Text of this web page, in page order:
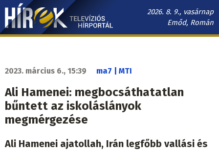
Ugrás
tartalomra
2026. 8. 9., vasárnap
Emőd, Román
Hírek.sk
navigáció
2023. március 6., 15:39 ma7 | MTI
Ali Hamenei: megbocsáthatatlan
bűntett az iskoláslányok
megmérgezése
Ali Hamenei ajatollah, Irán legfőbb vallási és